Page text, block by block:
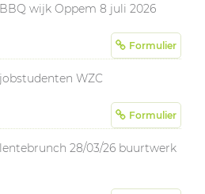
wijk Oppem 8 juli 2026
Formulier
WZC
Formulier
28/03/26 buurtwerk